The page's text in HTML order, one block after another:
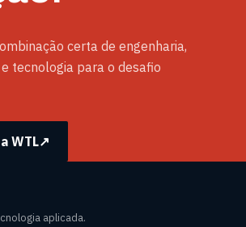
certa de engenharia,
tecnologia para o desafio
WTL↗
aplicada.